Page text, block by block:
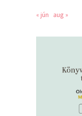
« jún aug »